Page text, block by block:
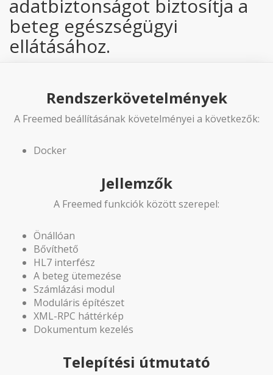
adatbiztonságot biztosítja a
beteg egészségügyi
ellátásához.
Rendszerkövetelmények
A Freemed beállításának követelményei a következők:
Docker
Jellemzők
A Freemed funkciók között szerepel:
Önállóan
Bővíthető
HL7 interfész
A beteg ütemezése
Számlázási modul
Moduláris építészet
XML-RPC háttérkép
Dokumentum kezelés
Telepítési útmutató